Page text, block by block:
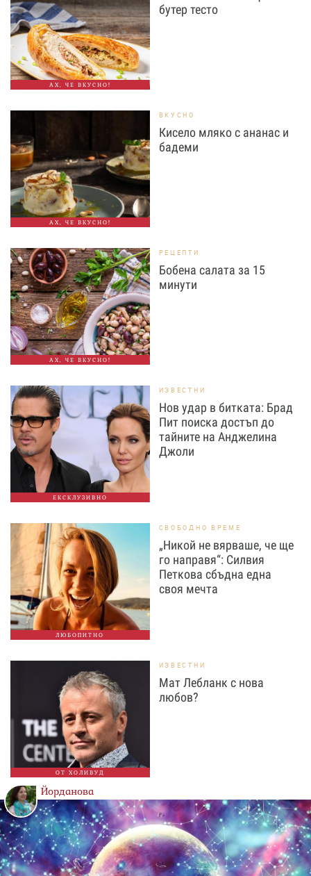
АХ, ЧЕ ВКУСНО!
бутер тесто
АХ, ЧЕ ВКУСНО!
ВКУСНО
Кисело мляко с ананас и
бадеми
АХ, ЧЕ ВКУСНО!
РЕЦЕПТИ
Бобена салата за 15
минути
ЕКСКЛУЗИВНО
ИЗВЕСТНИ
Нов удар в битката: Брад
Пит поиска достъп до
тайните на Анджелина
Джоли
ЛЮБОПИТНО
СВОБОДНО ВРЕМЕ
„Никой не вярваше, че ще
го направя“: Силвия
Петкова сбъдна една
своя мечта
ОТ ХОЛИВУД
ИЗВЕСТНИ
Мат Лебланк с нова
любов?
Йорданова